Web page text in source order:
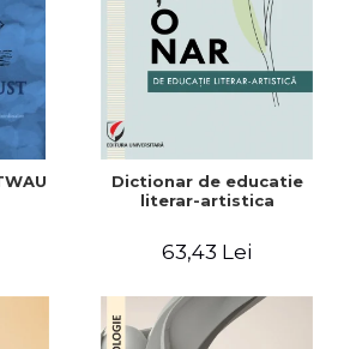
Dictionar de educatie
literar-artistica
63,43 Lei